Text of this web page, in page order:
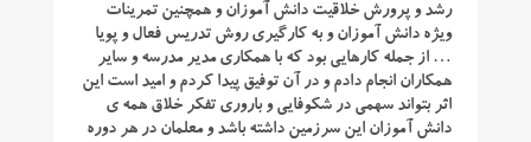
رشد و پرورش خلاقیت دانش آموزان و همچنین تمرینات
ویژه دانش آموزان و به کارگیری روش تدریس فعال و پویا
… از جمله کارهایی بود که با همکاری مدیر مدرسه و سایر
همکاران انجام دادم و در آن توفیق پیدا کردم و امید است این
اثر بتواند سهمی در شکوفایی و باروری تفکر خلاق همه ی
دانش آموزان این سرزمین داشته باشد و معلمان در هر دوره